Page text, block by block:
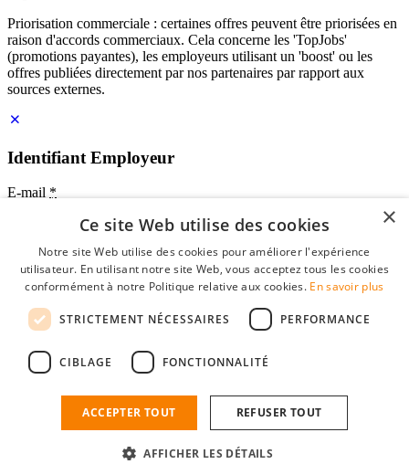
Priorisation commerciale : certaines offres peuvent être priorisées en
raison d'accords commerciaux. Cela concerne les 'TopJobs'
(promotions payantes), les employeurs utilisant un 'boost' ou les
offres publiées directement par nos partenaires par rapport aux
sources externes.
Identifiant Employeur
E-mail *
Mot de passe
se souvenir de moi
mot de passe oublié?
Profil Employeur gratuit
Vous pouvez vous connecter sur StudentJob si vous avez créé un
n'est plus qu'à quelques clics.
×
Ce site Web utilise des cookies
Notre site Web utilise des cookies pour améliorer l'expérience
utilisateur. En utilisant notre site Web, vous acceptez tous les cookies
conformément à notre Politique relative aux cookies. En savoir plus
STRICTEMENT NÉCESSAIRES PERFORMANCE
CIBLAGE FONCTIONNALITÉ
ACCEPTER TOUT REFUSER TOUT
AFFICHER LES DÉTAILS